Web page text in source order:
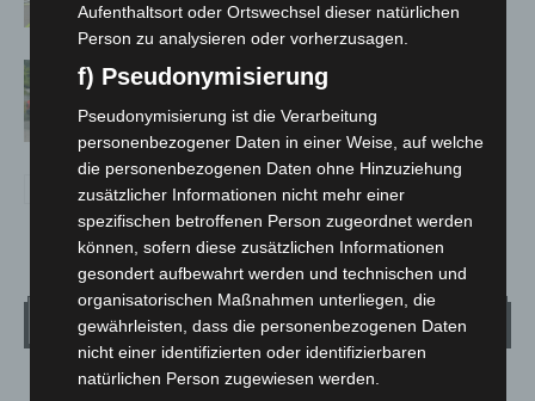
Region Hannover: 21 neue
Kreuz
Wetter
Aufenthaltsort oder Ortswechsel dieser natürlichen
Person zu analysieren oder vorherzusagen.
f) Pseudonymisierung
Pseudonymisierung ist die Verarbeitung
personenbezogener Daten in einer Weise, auf welche
die personenbezogenen Daten ohne Hinzuziehung
zusätzlicher Informationen nicht mehr einer
spezifischen betroffenen Person zugeordnet werden
können, sofern diese zusätzlichen Informationen
gesondert aufbewahrt werden und technischen und
organisatorischen Maßnahmen unterliegen, die
gewährleisten, dass die personenbezogenen Daten
nicht einer identifizierten oder identifizierbaren
natürlichen Person zugewiesen werden.